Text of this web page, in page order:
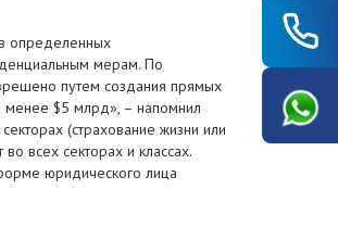
определенных
мерам. По
путем создания прямых
менее $5 млрд», – напомнил
(страхование жизни или
всех секторах и классах.
юридического лица